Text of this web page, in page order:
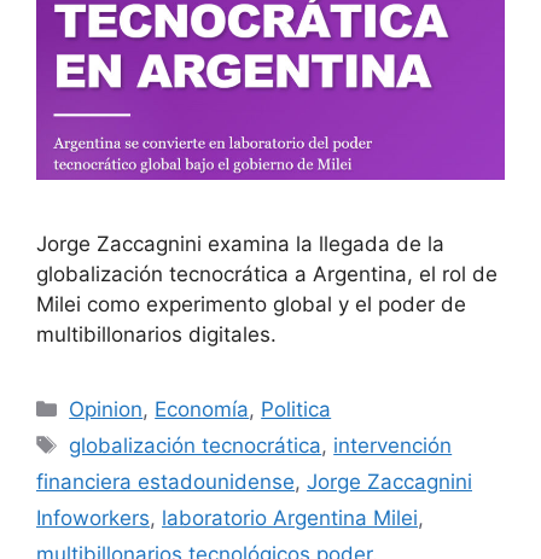
Jorge Zaccagnini examina la llegada de la
globalización tecnocrática a Argentina, el rol de
Milei como experimento global y el poder de
multibillonarios digitales.
Opinion, Economía, Politica
globalización tecnocrática, intervención
financiera estadounidense, Jorge Zaccagnini
Infoworkers, laboratorio Argentina Milei,
multibillonarios tecnológicos poder,